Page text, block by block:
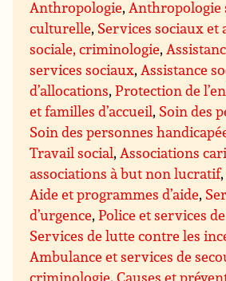
Anthropologie,Anthropologie
culturelle, Services sociaux et
sociale, criminologie,
services sociaux,Assistance
d’allocations,Protection de
et familles d’accueil, Soin des
Soin des personnes
Travail social,Associations
associations à but non lucratif
Aide et programmes d’aide,
d’urgence,Police et services
Services de lutte contre les
Ambulance et services de
criminologie,Causes et